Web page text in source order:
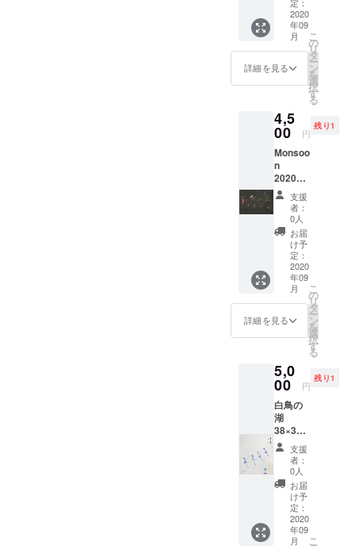
「第13回紙
のアート
フェスティ
賞」 (ふじ・
ミュージア
ム、静岡)、
「第6回
KOKKA
Inspiration
KOKKA 賞」
など多数。
2020
年09
月
詳細を見る
こ
の
リ
タ
ー
ン
を
選
択
す
る
4,5
00 円
残り1
Monsoo
n
2020
17×25c
m 紙に
アクリ
ル、イ
ンク
支援
者：
0人
お届
け予
定：
2020
年09
月
詳細を見る
こ
の
リ
タ
ー
ン
を
選
択
す
る
5,0
00 円
残り1
白鳥の
湖
38×33c
m 紙に
アクリ
ル、イ
ンク
支援
者：
0人
お届
け予
定：
2020
年09
月
こ